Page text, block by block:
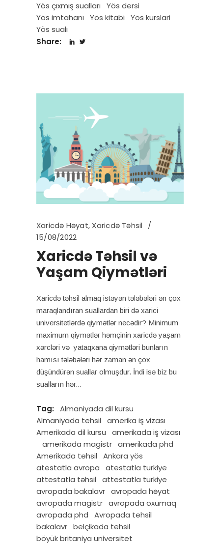
Yös çıxmış sualları
Yös dersi
Yös imtahanı
Yös kitabi
Yös kurslari
Yös sualı
Share:
Xaricdə Həyat, Xaricdə Təhsil
15/08/2022
Xaricdə Təhsil və
Yaşam Qiymətləri
Xaricdə təhsil almaq istəyən tələbələri ən çox
maraqlandıran suallardan biri də xarici
universitetlərdə qiymətlər necədir? Minimum
maximum qiymətlər həmçinin xaricdə yaşam
xərcləri və yataqxana qiymətləri bunların
hamısı tələbələri hər zaman ən çox
düşündürən suallar olmuşdur. İndi isə biz bu
sualların hər
Tag:
Almaniyada dil kursu
Almaniyada tehsil
amerika iş vizası
Amerikada dil kursu
amerikada iş vizası
amerikada magistr amerikada phd
Amerikada tehsil
Ankara yös
atestatla avropa
atestatla turkiye
attestatla təhsil
attestatla turkiye
avropada bakalavr avropada həyat
avropada magistr avropada oxumaq
avropada phd
Avropada tehsil
bakalavr belçikada tehsil
böyük britaniya universitet